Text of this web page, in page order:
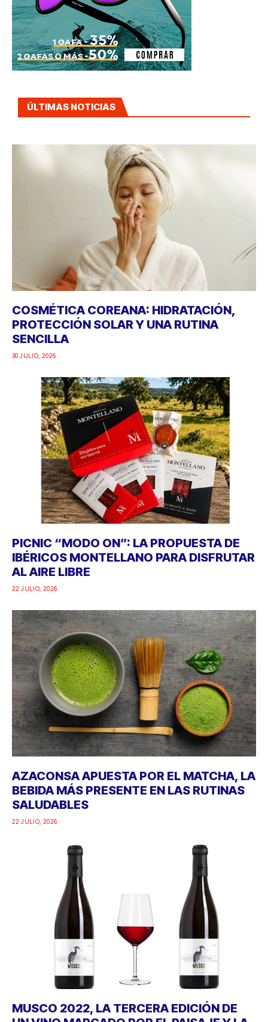
ÚLTIMAS NOTICIAS
COSMÉTICA COREANA: HIDRATACIÓN,
PROTECCIÓN SOLAR Y UNA RUTINA
SENCILLA
30 JULIO, 2026
PICNIC “MODO ON”: LA PROPUESTA DE
IBÉRICOS MONTELLANO PARA DISFRUTAR
AL AIRE LIBRE
22 JULIO, 2026
AZACONSA APUESTA POR EL MATCHA, LA
BEBIDA MÁS PRESENTE EN LAS RUTINAS
SALUDABLES
22 JULIO, 2026
MUSCO 2022, LA TERCERA EDICIÓN DE